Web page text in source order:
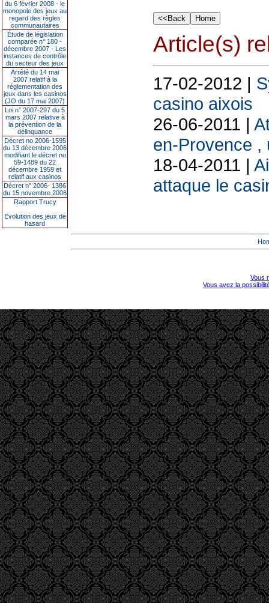
du 6 février 2008 - le
monopole des jeux au
regard des règles
communautaires
Étude de législation
comparée n° 180 -
décembre 2007 - Les
instances de contrôle
du secteur des jeux
Arrêté du 14 mai
2007 relatif à la
réglementation des
jeux dans les casinos
(JO du 17 mai 2007)
Loi n° 2007-297 du 5
mars 2007 relative à
la prévention de la
délinquance
Décret no 2006-1595
du 13 décembre 2006
modifiant le décret no
59-1489 du 22
décembre 1959 et
relatif aux casinos
Décret n° 2006- 1386
du 15 novembre 2006
Rapport Trucy
Evolution des jeux de
hasard
Article(s)
17-02-2012 |
casino aixois
26-06-2011 |
en-Provence ,
18-04-2011 |
attaque le
Vous
Vous avez la